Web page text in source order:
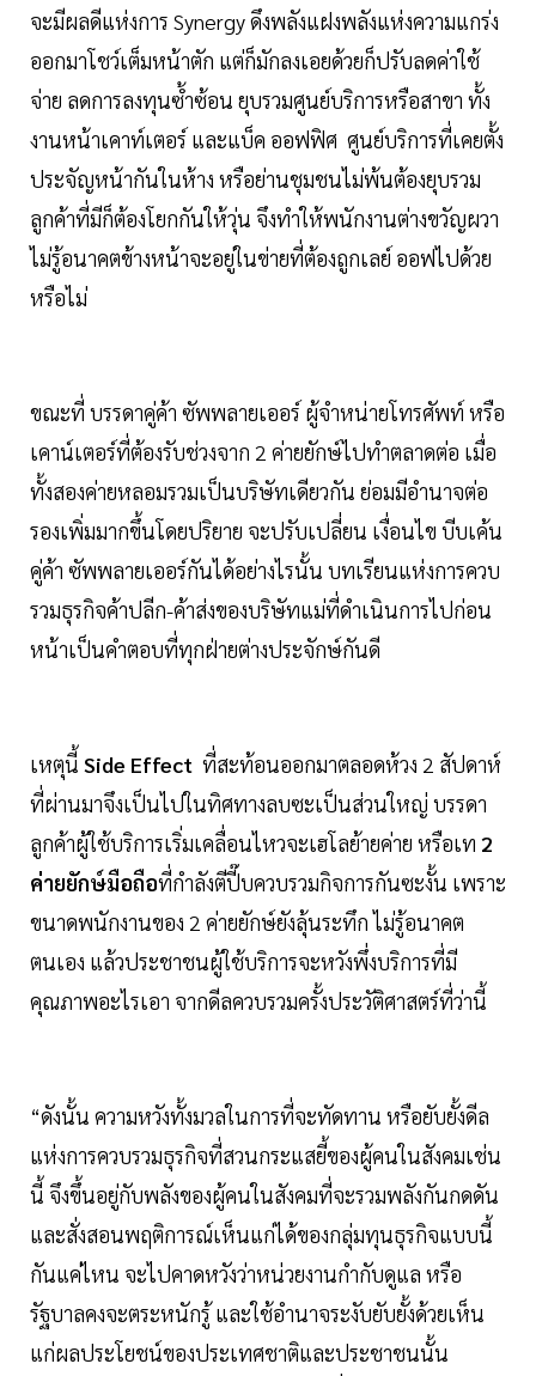
จะมีผลดีแห่งการ Synergy ดึงพลังแฝงพลังแห่งความแกร่ง
ออกมาโชว์เต็มหน้าตัก แต่ก็มักลงเอยด้วยก็ปรับลดค่าใช้
จ่าย ลดการลงทุนซ้ำซ้อน ยุบรวมศูนย์บริการหรือสาขา ทั้ง
งานหน้าเคาท์เตอร์ และแบ็ค ออฟฟิศ ศูนย์บริการที่เคยตั้ง
ประจัญหน้ากันในห้าง หรือย่านชุมชนไม่พ้นต้องยุบรวม
ลูกค้าที่มีก็ต้องโยกกันให้วุ่น จึงทำให้พนักงานต่างขวัญผวา
ไม่รู้อนาคตข้างหน้าจะอยู่ในข่ายที่ต้องถูกเลย์ ออฟไปด้วย
หรือไม่
ขณะที่ บรรดาคู่ค้า ซัพพลายเออร์ ผู้จำหน่ายโทรศัพท์ หรือ
เคาน์เตอร์ที่ต้องรับช่วงจาก 2 ค่ายยักษ์ไปทำตลาดต่อ เมื่อ
ทั้งสองค่ายหลอมรวมเป็นบริษัทเดียวกัน ย่อมมีอำนาจต่อ
รองเพิ่มมากขึ้นโดยปริยาย จะปรับเปลี่ยน เงื่อนไข บีบเค้น
คู่ค้า ซัพพลายเออร์กันได้อย่างไรนั้น บทเรียนแห่งการควบ
รวมธุรกิจค้าปลีก-ค้าส่งของบริษัทแม่ที่ดำเนินการไปก่อน
หน้าเป็นคำตอบที่ทุกฝ่ายต่างประจักษ์กันดี
เหตุนี้ Side Effect ที่สะท้อนออกมาตลอดห้วง 2 สัปดาห์
ที่ผ่านมาจึงเป็นไปในทิศทางลบซะเป็นส่วนใหญ่ บรรดา
ลูกค้าผู้ใช้บริการเริ่มเคลื่อนไหวจะเฮโลย้ายค่าย หรือเท 2
ค่ายยักษ์มือถือที่กำลังตีปี๊บควบรวมกิจการกันซะงั้น เพราะ
ขนาดพนักงานของ 2 ค่ายยักษ์ยังลุ้นระทึก ไม่รู้อนาคต
ตนเอง แล้วประชาชนผู้ใช้บริการจะหวังพึ่งบริการที่มี
คุณภาพอะไรเอา จากดีลควบรวมครั้งประวัติศาสตร์ที่ว่านี้
“ดังนั้น ความหวังทั้งมวลในการที่จะทัดทาน หรือยับยั้งดีล
แห่งการควบรวมธุรกิจที่สวนกระแสยี้ของผู้คนในสังคมเช่น
นี้ จึงขึ้นอยู่กับพลังของผู้คนในสังคมที่จะรวมพลังกันกดดัน
และสั่งสอนพฤติการณ์เห็นแก่ได้ของกลุ่มทุนธุรกิจแบบนี้
กันแค่ไหน จะไปคาดหวังว่าหน่วยงานกำกับดูแล หรือ
รัฐบาลคงจะตระหนักรู้ และใช้อำนาจระงับยับยั้งด้วยเห็น
แก่ผลประโยชน์ของประเทศชาติและประชาชนนั้น